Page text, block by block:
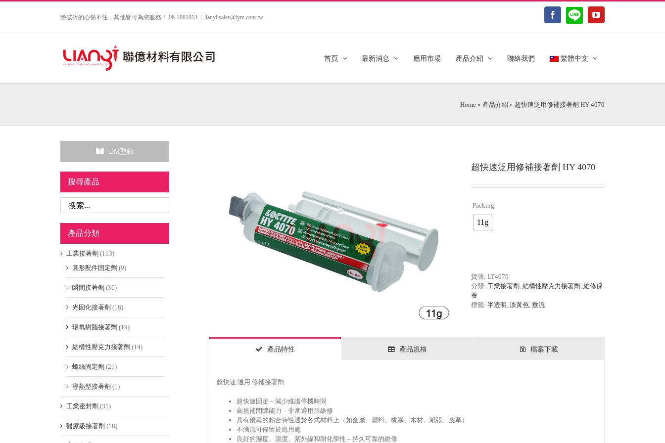
除破碎的心黏不住，其他皆可為您服務！ 06-2881813 | lianyi.sales@lym.com.tw Facebook
LINE@ YouTube
首頁 最新消息 應用市場 產品介紹 聯絡我們 繁體中文
Home » 產品介紹 » 超快速泛用修補接著劑 HY 4070
超快速泛用修補接著劑 HY 4070
Packing
11g
貨號: LT4070
分類: 工業接著劑 , 結構性壓克力接著劑 , 維修保
養
標籤: 半透明 , 淡黃色, 垂流
產品特性 產品規格 檔案下載
超快速 通用 修補接著劑
超快速固定 – 減少維護停機時間
高填補間隙能力 – 非常適用於維修
具有優異的粘合特性適於各式材料上（如金屬、塑料、橡膠、木材、紙張、皮革）
不滴流可停留於應用處
良好的濕度、溫度、紫外線和耐化學性 – 持久可靠的維修
DM型錄
搜尋產品
產品分類
工業接著劑 (113)
圓形配件固定劑 (9)
瞬間接著劑 (36)
光固化接著劑 (18)
環氧樹脂接著劑 (19)
結構性壓克力接著劑 (14)
螺絲固定劑 (21)
導熱型接著劑 (1)
工業密封劑 (31)
醫療級接著劑 (18)